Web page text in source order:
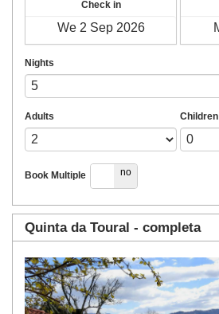
Check in
Nights
Adults Children
Book Multiple
yes no
Quinta da Toural - completa